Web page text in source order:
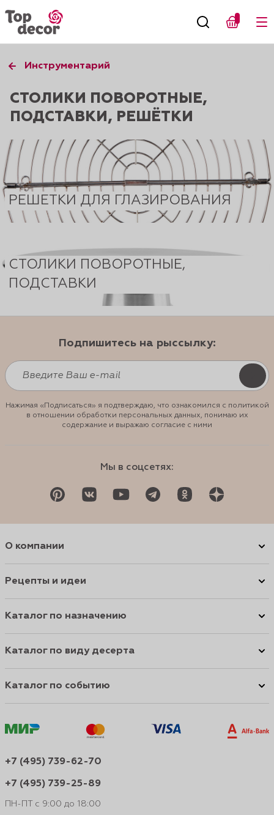
Инструментарий
СТОЛИКИ ПОВОРОТНЫЕ,
ПОДСТАВКИ, РЕШЁТКИ
РЕШЕТКИ ДЛЯ ГЛАЗИРОВАНИЯ
СТОЛИКИ ПОВОРОТНЫЕ,
ПОДСТАВКИ
Подпишитесь на рыссылку:
Нажимая «Подписаться» я подтверждаю, что ознакомился с политикой
в отношении обработки персональных данных, понимаю их
содержание и выражаю согласие с ними
Мы в соцсетях:
О компании
Рецепты и идеи
Каталог по назначению
Каталог по виду десерта
Каталог по событию
+7 (495) 739-62-70
+7 (495) 739-25-89
ПН-ПТ с 9:00 до 18:00